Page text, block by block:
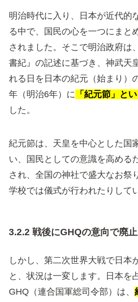
明治時代に入り、日本が近代的
る中で、国民の心を一つにまと
されました。そこで明治政府は
書紀』の記述に基づき、神武天
れる日を日本の紀元（始まり）
年（明治6年）に 「紀元節」と
した。
紀元節は、天皇を中心とした国
い、国民としての意識を高める
され、全国の神社で盛大なお祭
学校では儀式が行われたりして
3.2.2 戦後にGHQの意向で廃
しかし、第二次世界大戦で日本
と、状況は一変します。日本を
GHQ（連合国軍総司令部）は、